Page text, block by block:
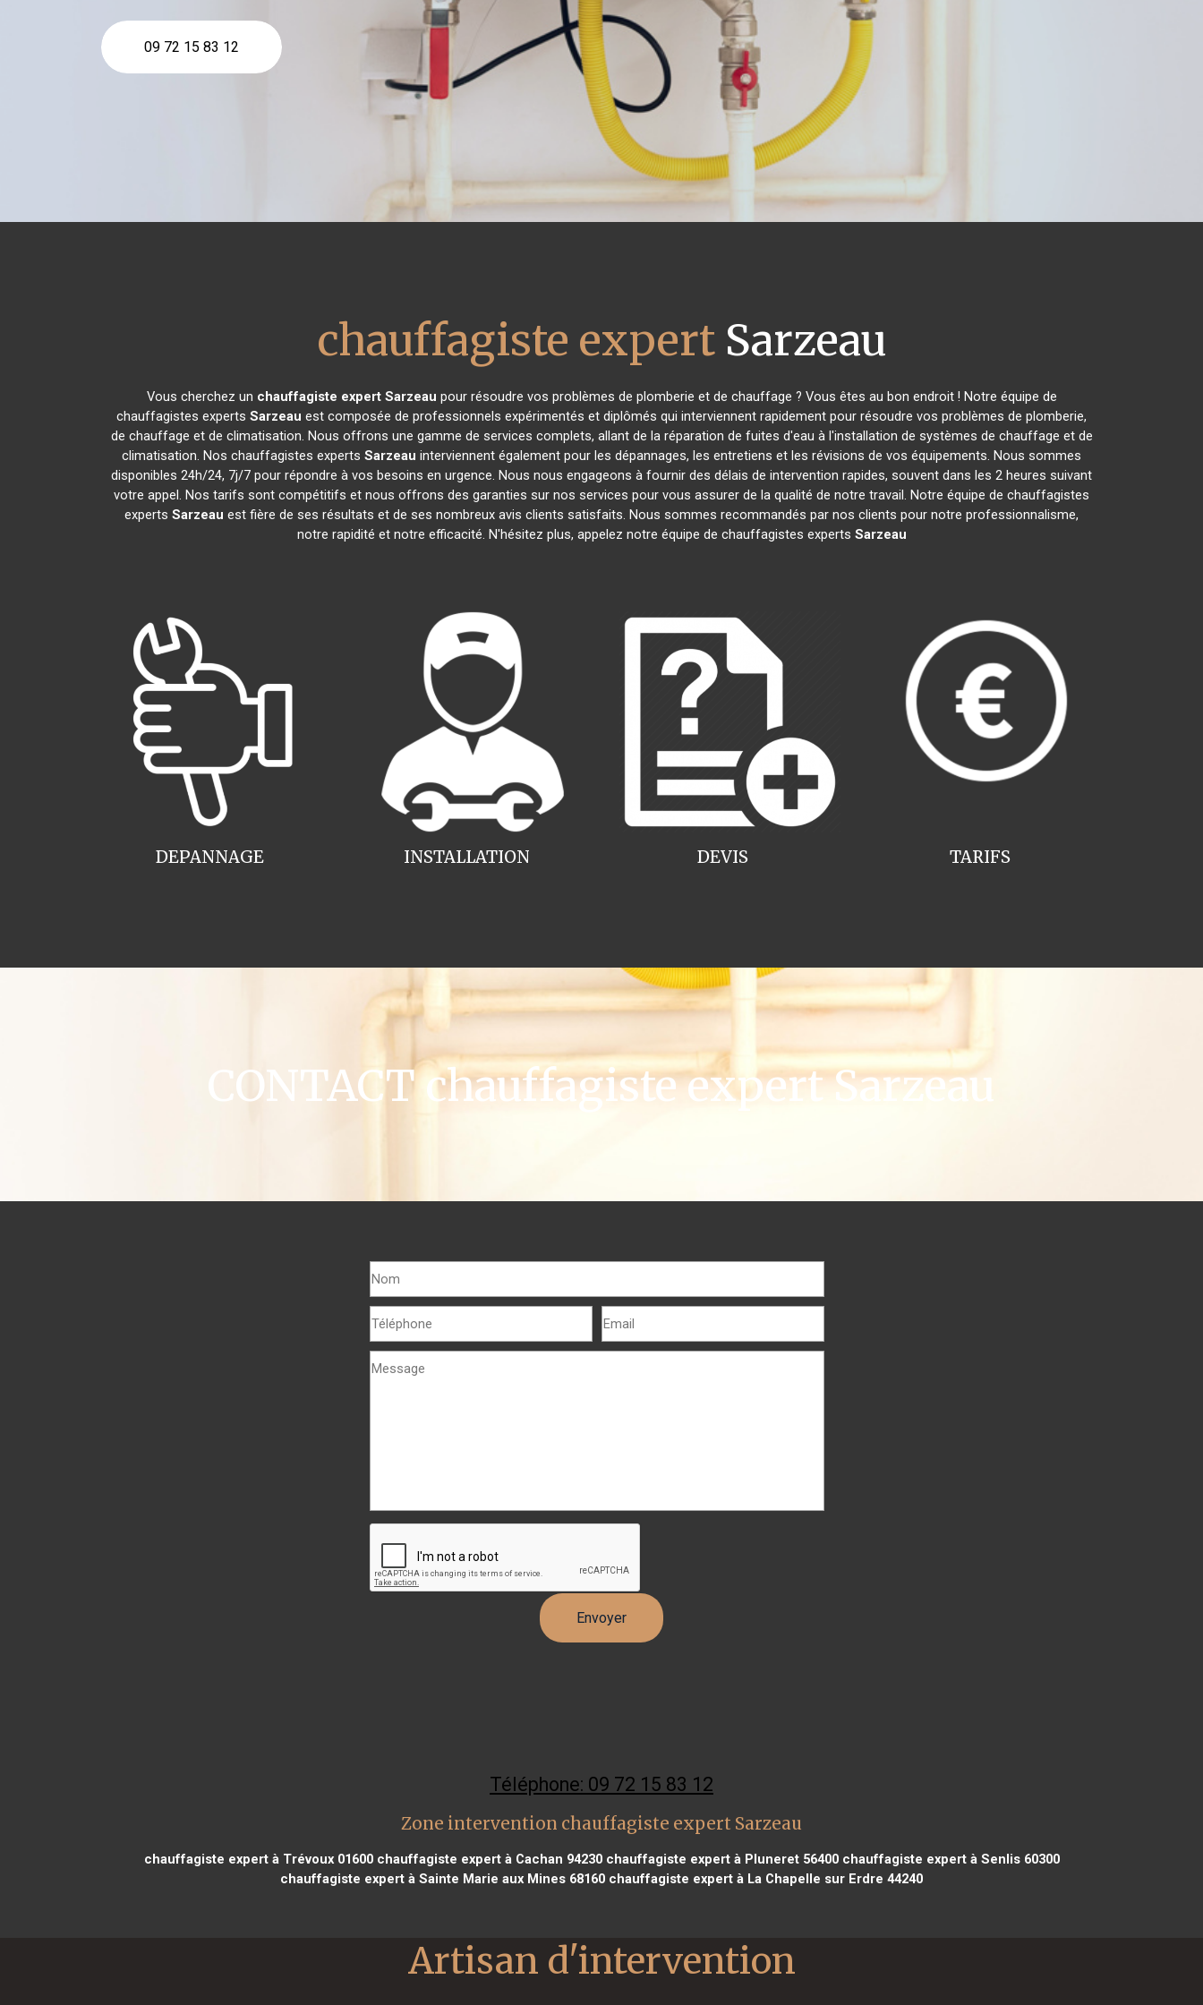
09 72 15 83 12
chauffagiste expertSarzeau
Vous cherchez un chauffagiste expert Sarzeau pour résoudre vos problèmes de plomberie et de chauffage ? Vous êtes au bon endroit ! Notre équipe de
chauffagistes experts Sarzeau est composée de professionnels expérimentés et diplômés qui interviennent rapidement pour résoudre vos problèmes de plomberie,
de chauffage et de climatisation. Nous offrons une gamme de services complets, allant de la réparation de fuites d'eau à l'installation de systèmes de chauffage et de
climatisation. Nos chauffagistes experts Sarzeau interviennent également pour les dépannages, les entretiens et les révisions de vos équipements. Nous sommes
disponibles 24h/24, 7j/7 pour répondre à vos besoins en urgence. Nous nous engageons à fournir des délais de intervention rapides, souvent dans les 2 heures suivant
votre appel. Nos tarifs sont compétitifs et nous offrons des garanties sur nos services pour vous assurer de la qualité de notre travail. Notre équipe de chauffagistes
experts Sarzeau est fière de ses résultats et de ses nombreux avis clients satisfaits. Nous sommes recommandés par nos clients pour notre professionnalisme,
notre rapidité et notre efficacité. N'hésitez plus, appelez notre équipe de chauffagistes experts Sarzeau
INSTALLATION
DEPANNAGE TARIFS
DEVIS
CONTACT chauffagiste expert Sarzeau
Téléphone: 09 72 15 83 12
Zone intervention chauffagiste expert Sarzeau
chauffagiste expert à Trévoux 01600chauffagiste expert à Cachan 94230chauffagiste expert à Pluneret 56400chauffagiste expert à Senlis 60300
chauffagiste expert à Sainte Marie aux Mines 68160 chauffagiste expert à La Chapelle sur Erdre 44240
Artisan d'intervention